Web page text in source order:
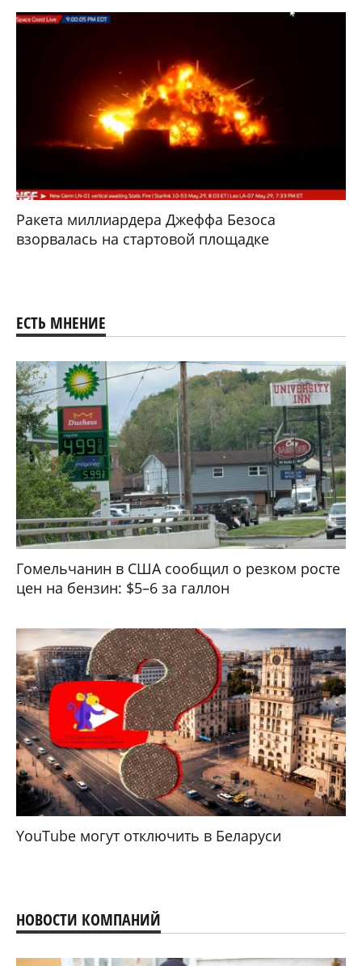
Ракета миллиардера Джеффа Безоса
взорвалась на стартовой площадке
ЕСТЬ МНЕНИЕ
Гомельчанин в США сообщил о резком росте
цен на бензин: $5–6 за галлон
YouTube могут отключить в Беларуси
НОВОСТИ КОМПАНИЙ